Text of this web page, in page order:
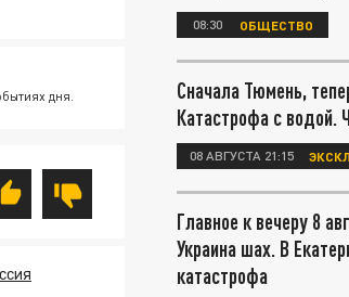
дня.
08:30 ОБЩЕСТВО
Сначала Тюмень,
Катастрофа с водой.
08 АВГУСТА 21:15
Главное к вечеру 8
Украина шах. В
катастрофа